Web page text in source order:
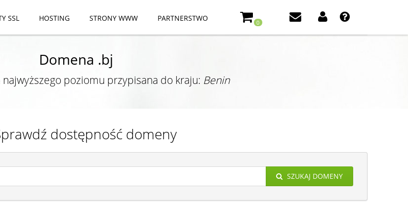
SSL HOSTING STRONY WWW PARTNERSTWO 0
Domena .bj
poziomu przypisana do kraju: Benin
dostępność domeny
SZUKAJ DOMENY